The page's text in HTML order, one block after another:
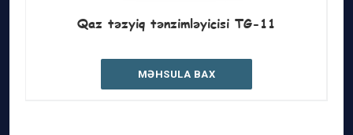
Qaz təzyiq tənzimləyicisi TG-11
MƏHSULA BAX